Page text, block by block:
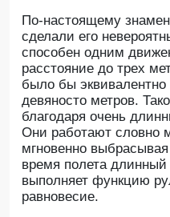
По-настоящему
сделали его
способен одним
расстояние до трех
было бы
девяносто метров.
благодаря очень
Они работают словно
мгновенно
время полета
выполняет функцию
равновесие.